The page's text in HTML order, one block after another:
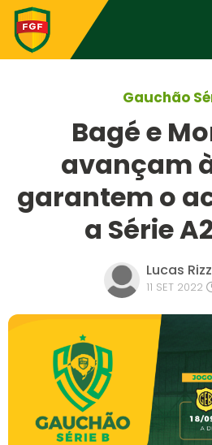
Gauchão
Bagé e
avançam
garantem o
a Série
Lucas
11 SET 2022